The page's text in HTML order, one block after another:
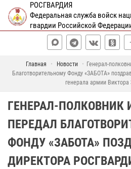
РОСГВАРДИЯ
Федеральная служба войск
гвардии Российской
Главная Новости
Генерал-
Благотворительному Фонду «ЗАБОТА»
генерала армии Виктора
ГЕНЕРАЛ-ПОЛКОВНИК
ПЕРЕДАЛ
ФОНДУ «ЗАБОТА»
ДИРЕКТОРА